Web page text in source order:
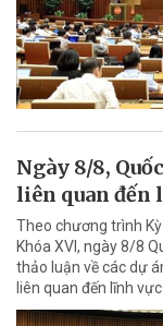
Ngày 8/8,
liên quan đến
Theo chương trình
Khóa XVI, ngày 8/8
thảo luận về các dự
liên quan đến lĩnh